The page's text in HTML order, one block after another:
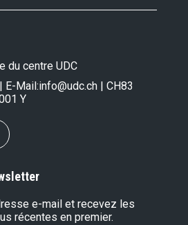
du centre UDC
| E-Mail:info@udc.ch | CH83
Y
e-mail et recevez les
récentes en premier.